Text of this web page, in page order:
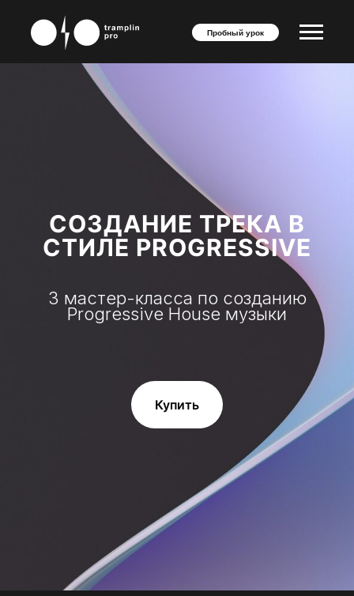
Пробный урок
СОЗДАНИЕ ТРЕКА В
СТИЛЕ PROGRESSIVE
3 мастер-класса по созданию
Progressive House музыки
Купить